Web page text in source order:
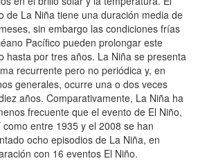
de La Niña tiene una duración media de
sin embargo las condiciones frías
Pacífico pueden prolongar este
hasta por tres años. La Niña se presenta
recurrente pero no periódica y, en
generales, ocurre una o dos veces
años. Comparativamente, La Niña ha
frecuente que el evento de El Niño,
como entre 1935 y el 2008 se han
ocho episodios de La Niña, en
con 16 eventos El Niño.